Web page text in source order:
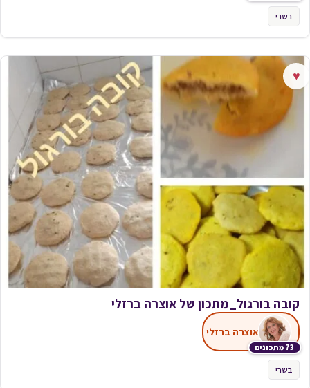
בשרי
♥
קובה בורגול_מתכון של אוצרה ברזלי
73 מתכונים
אוצרה ברזלי
בשרי